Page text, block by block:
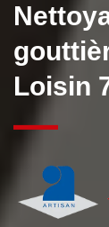
Loisin